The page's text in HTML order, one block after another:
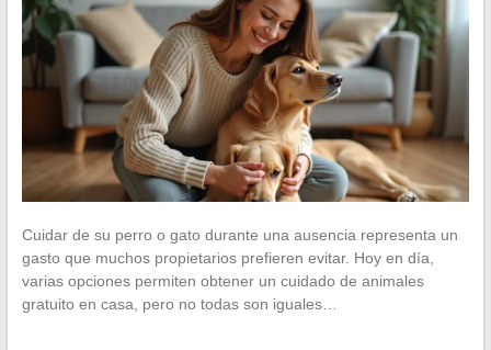
Cuidar de su perro o gato durante una ausencia representa un
gasto que muchos propietarios prefieren evitar. Hoy en día,
varias opciones permiten obtener un cuidado de animales
gratuito en casa, pero no todas son iguales…